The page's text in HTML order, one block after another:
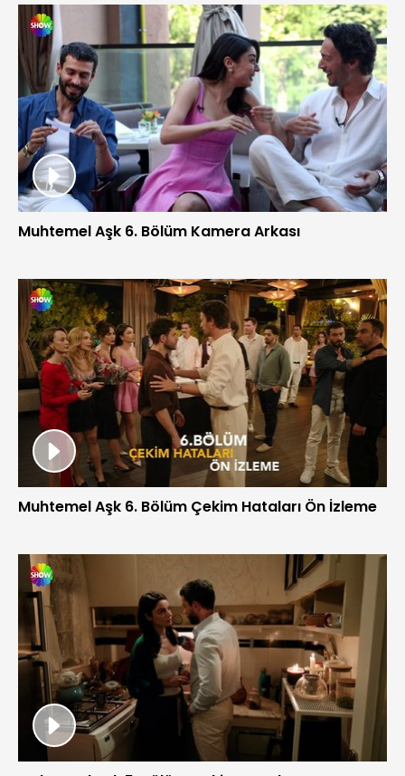
Muhtemel Aşk 6. Bölüm Kamera Arkası
Muhtemel Aşk 6. Bölüm Çekim Hataları Ön İzleme